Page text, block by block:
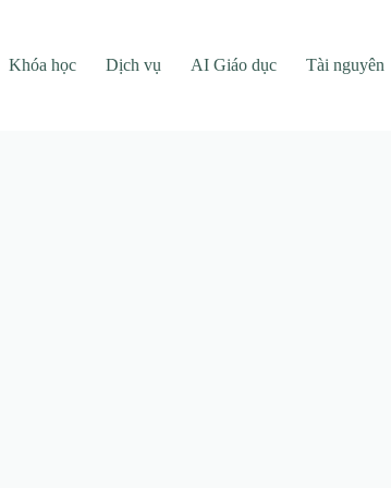
Khóa học Dịch vụ AI Giáo dục Tài nguyên